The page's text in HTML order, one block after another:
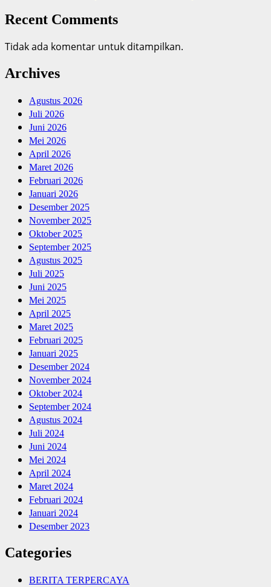
Recent Comments
Tidak ada komentar untuk ditampilkan.
Archives
Agustus 2026
Juli 2026
Juni 2026
Mei 2026
April 2026
Maret 2026
Februari 2026
Januari 2026
Desember 2025
November 2025
Oktober 2025
September 2025
Agustus 2025
Juli 2025
Juni 2025
Mei 2025
April 2025
Maret 2025
Februari 2025
Januari 2025
Desember 2024
November 2024
Oktober 2024
September 2024
Agustus 2024
Juli 2024
Juni 2024
Mei 2024
April 2024
Maret 2024
Februari 2024
Januari 2024
Desember 2023
Categories
BERITA TERPERCAYA